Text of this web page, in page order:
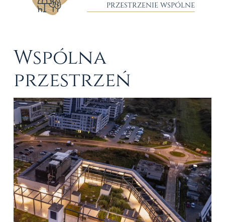
PRZESTRZENIE WSPÓLNE
Wspólna
przestrzeń